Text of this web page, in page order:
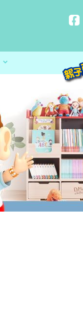
HORLICK︰及早處
｜女教師奪行政長官卓
！小卡車系列繪本 + 遊
中心教路自製冷藏蔬菜
南 成為子女最堅實的後